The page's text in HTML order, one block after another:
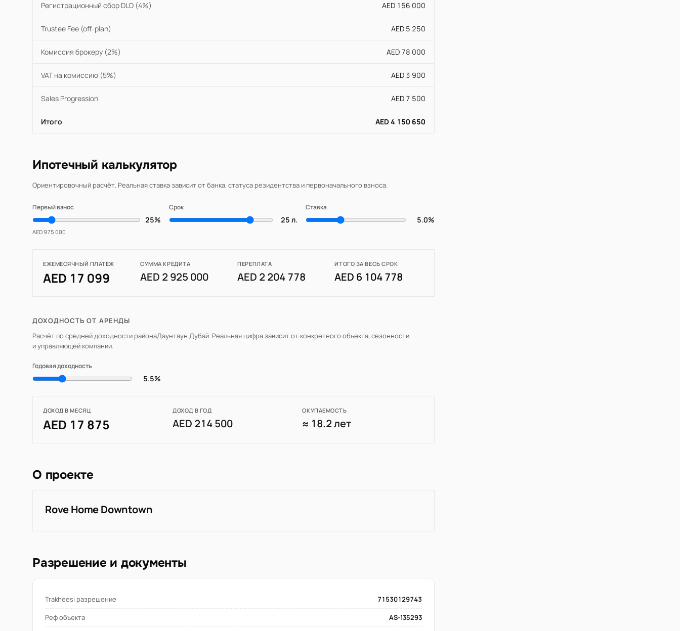
Регистрационный сбор DLD (4%) AED 156 000
Trustee Fee (off-plan) AED 5 250
Комиссия брокеру (2%) AED 78 000
VAT на комиссию (5%) AED 3 900
Sales Progression AED 7 500
Итого AED 4 150 650
Ипотечный калькулятор
Ориентировочный расчёт. Реальная ставка зависит от банка, статуса резидентства и первоначального взноса.
Первый взнос
25%
AED 975 000
Срок
25 л.
Ставка
5.0%
ЕЖЕМЕСЯЧНЫЙ ПЛАТЁЖ
AED 17 099
СУММА КРЕДИТА
AED 2 925 000
ПЕРЕПЛАТА
AED 2 204 778
ИТОГО ЗА ВЕСЬ СРОК
AED 6 104 778
ДОХОДНОСТЬ ОТ АРЕНДЫ
Расчёт по средней доходности районаДаунтаун Дубай. Реальная цифра зависит от конкретного объекта, сезонности
и управляющей компании.
Годовая доходность
5.5%
ДОХОД В МЕСЯЦ
AED 17 875
ДОХОД В ГОД
AED 214 500
ОКУПАЕМОСТЬ
≈ 18.2 лет
О проекте
Rove Home Downtown
Разрешение и документы
Trakheesi разрешение
71530129743
Реф объекта
AS-135293